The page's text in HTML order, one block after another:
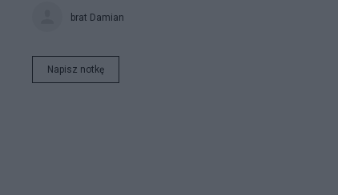
brat Damian
Napisz notkę